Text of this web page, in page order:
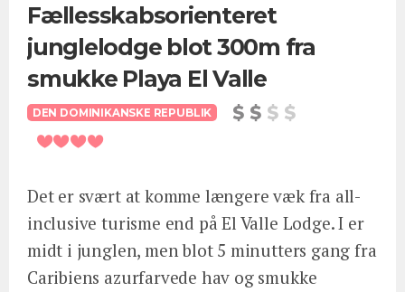
Fællesskabsorienteret
junglelodge blot 300m fra
smukke Playa El Valle
DEN DOMINIKANSKE REPUBLIK
Det er svært at komme længere væk fra all-
inclusive turisme end på El Valle Lodge. I er
midt i junglen, men blot 5 minutters gang fra
Caribiens azurfarvede hav og smukke